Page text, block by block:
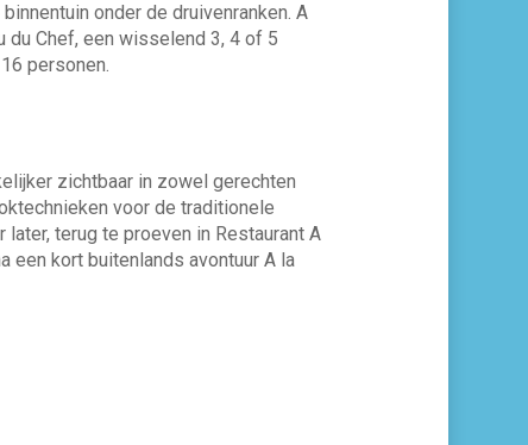
onder de druivenranken. A
du Chef, een wisselend 3, 4 of 5
personen.
zichtbaar in zowel gerechten
voor de traditionele
terug te proeven in Restaurant A
een kort buitenlands avontuur A la